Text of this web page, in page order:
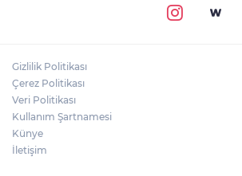
Gizlilik Politikası
Çerez Politikası
Veri Politikası
Kullanım Şartnamesi
Künye
İletişim